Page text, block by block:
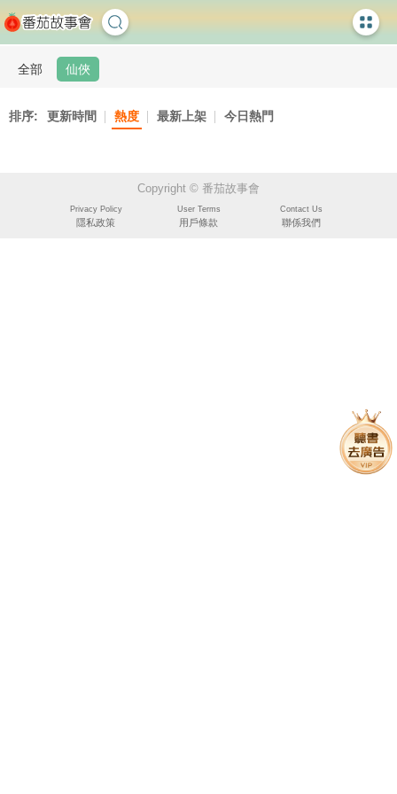
全部 仙俠
排序: 更新時間 熱度 最新上架 今日熱門
Copyright © 番茄故事會
Privacy Policy
隱私政策
User Terms
用戶條款
Contact Us
聯係我們